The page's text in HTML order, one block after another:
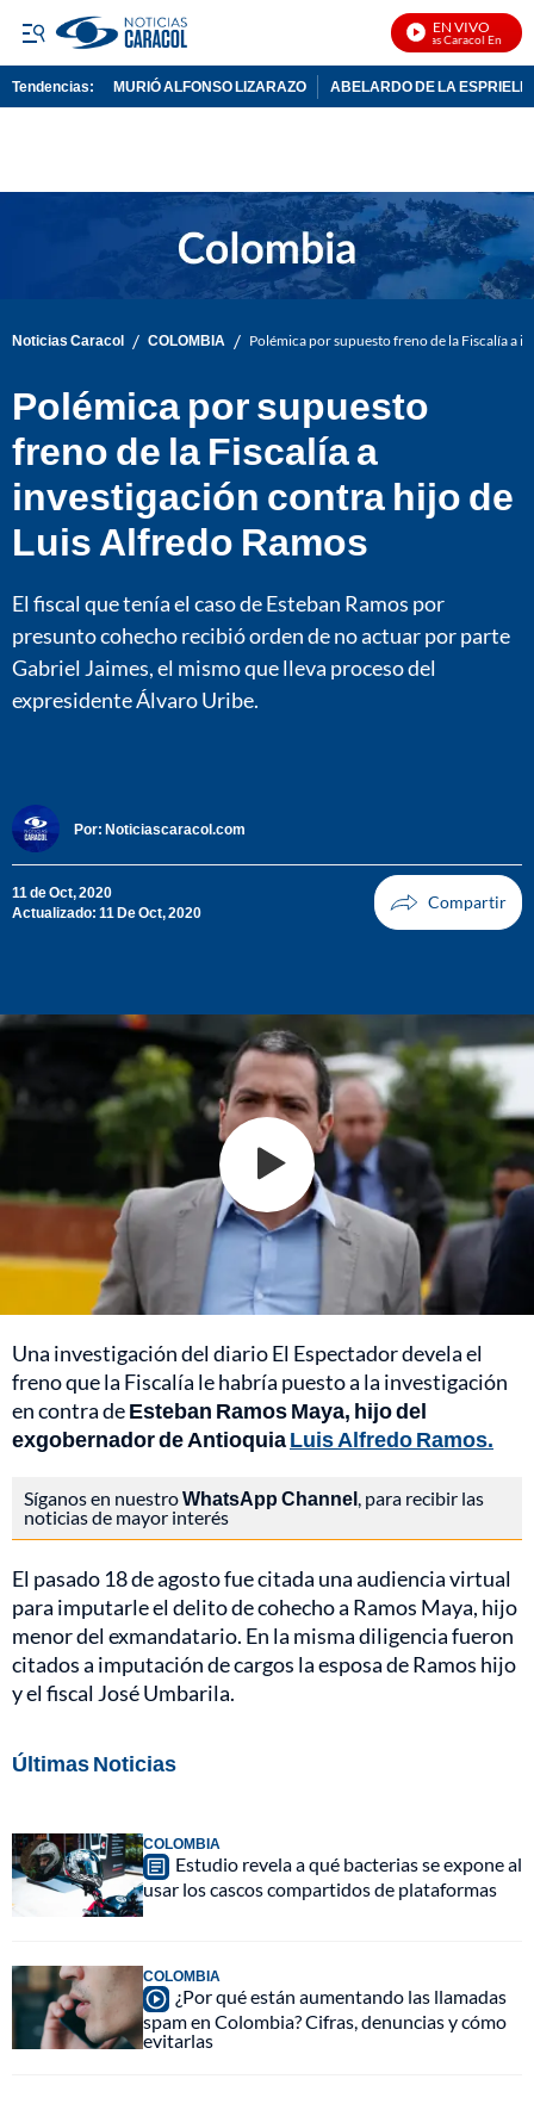
EN VIVO
Noticias Caracol En Vivo
Tendencias: MURIÓ ALFONSO LIZARAZO ABELARDO DE LA
Noticias Caracol / COLOMBIA / Polémica por supuesto freno de la Fiscalía a
Polémica por supuesto
freno de la Fiscalía a
investigación contra hijo de
Luis Alfredo Ramos
El fiscal que tenía el caso de Esteban Ramos por
presunto cohecho recibió orden de no actuar por parte
Gabriel Jaimes, el mismo que lleva proceso del
expresidente Álvaro Uribe.
Por: Noticiascaracol.com
11 de Oct, 2020
Actualizado: 11 De Oct, 2020
Una investigación del diario El Espectador devela el
freno que la Fiscalía le habría puesto a la investigación
en contra deEsteban Ramos Maya, hijo del
exgobernador de AntioquiaLuis Alfredo Ramos.
Síganos en nuestroWhatsApp Channel , para recibir las
noticias de mayor interés
El pasado 18 de agosto fue citada una audiencia virtual
para imputarle el delito de cohecho a Ramos Maya, hijo
menor del exmandatario. En la misma diligencia fueron
citados a imputación de cargos la esposa de Ramos hijo
y el fiscal José Umbarila.
Últimas Noticias
COLOMBIA
Estudio revela a qué bacterias se expone al
usar los cascos compartidos de plataformas
COLOMBIA
¿Por qué están aumentando las llamadas
spam en Colombia? Cifras, denuncias y cómo
evitarlas